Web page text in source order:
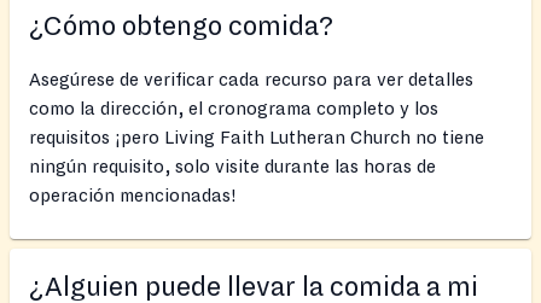
¿Cómo obtengo comida?
Asegúrese de verificar cada recurso para ver detalles
como la dirección, el cronograma completo y los
requisitos ¡pero Living Faith Lutheran Church no tiene
ningún requisito, solo visite durante las horas de
operación mencionadas!
¿Alguien puede llevar la comida a mi